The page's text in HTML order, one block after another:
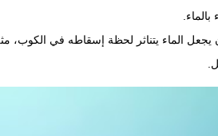
الماء يتناثر لحظة إسقاطه في الكوب،